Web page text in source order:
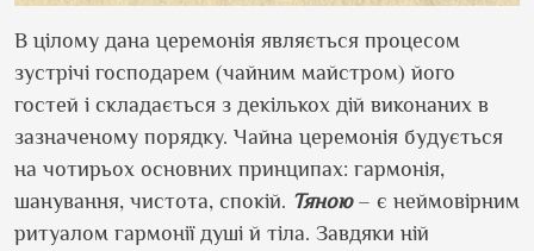
В цілому дана церемонія являється процесом
зустрічі господарем (чайним майстром) його
гостей і складається з декількох дій виконаних в
зазначеному порядку. Чайна церемонія будується
на чотирьох основних принципах: гармонія,
шанування, чистота, спокій. Тяною– є неймовірним
ритуалом гармонії душі й тіла. Завдяки ній